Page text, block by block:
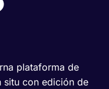
plataforma de
con edición de